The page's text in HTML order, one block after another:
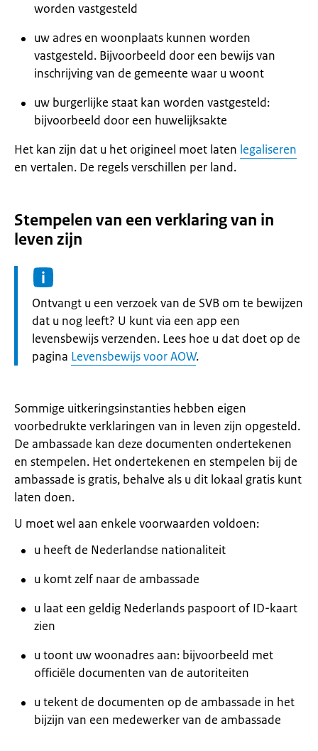
worden vastgesteld
uw adres en woonplaats kunnen worden
vastgesteld. Bijvoorbeeld door een bewijs van
inschrijving van de gemeente waar u woont
uw burgerlijke staat kan worden vastgesteld:
bijvoorbeeld door een huwelijksakte
Het kan zijn dat u het origineel moet laten legaliseren
en vertalen. De regels verschillen per land.
Stempelen van een verklaring van in
leven zijn
Informatie:
Ontvangt u een verzoek van de SVB om te bewijzen
dat u nog leeft? U kunt via een app een
levensbewijs verzenden. Lees hoe u dat doet op de
pagina Levensbewijs voor AOW.
Sommige uitkeringsinstanties hebben eigen
voorbedrukte verklaringen van in leven zijn opgesteld.
De ambassade kan deze documenten ondertekenen
en stempelen. Het ondertekenen en stempelen bij de
ambassade is gratis, behalve als u dit lokaal gratis kunt
laten doen.
U moet wel aan enkele voorwaarden voldoen:
u heeft de Nederlandse nationaliteit
u komt zelf naar de ambassade
u laat een geldig Nederlands paspoort of ID-kaart
zien
u toont uw woonadres aan: bijvoorbeeld met
officiële documenten van de autoriteiten
u tekent de documenten op de ambassade in het
bijzijn van een medewerker van de ambassade